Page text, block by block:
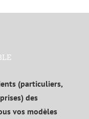
(particuliers,
des
vos modèles